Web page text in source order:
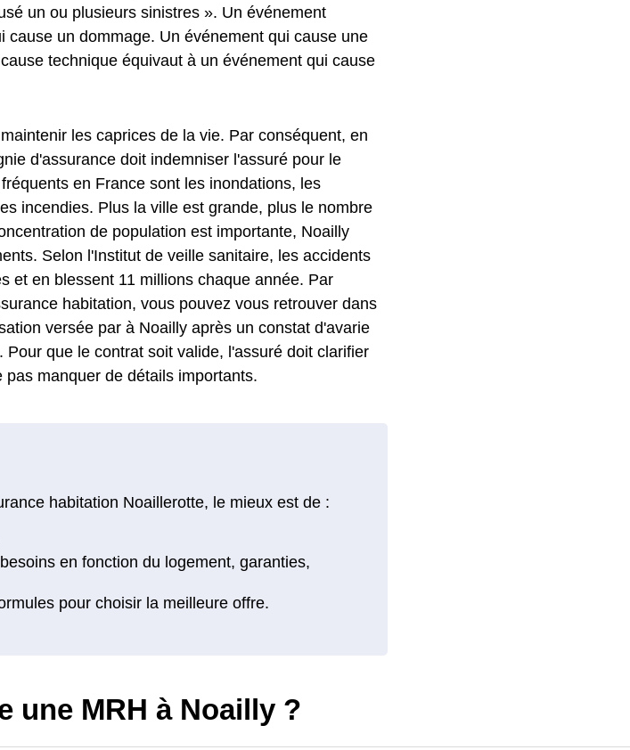
un ou plusieurs sinistres ». Un événement
cause un dommage. Un événement qui cause une
technique équivaut à un événement qui cause
les caprices de la vie. Par conséquent, en
d'assurance doit indemniser l'assuré pour le
en France sont les inondations, les
incendies. Plus la ville est grande, plus le nombre
de population est importante, Noailly
Selon l'Institut de veille sanitaire, les accidents
et en blessent 11 millions chaque année. Par
habitation, vous pouvez vous retrouver dans
versée par à Noailly après un constat d'avarie
que le contrat soit valide, l'assuré doit clarifier
manquer de détails importants.
habitation Noaillerotte, le mieux est de :
une MRH à Noailly ?